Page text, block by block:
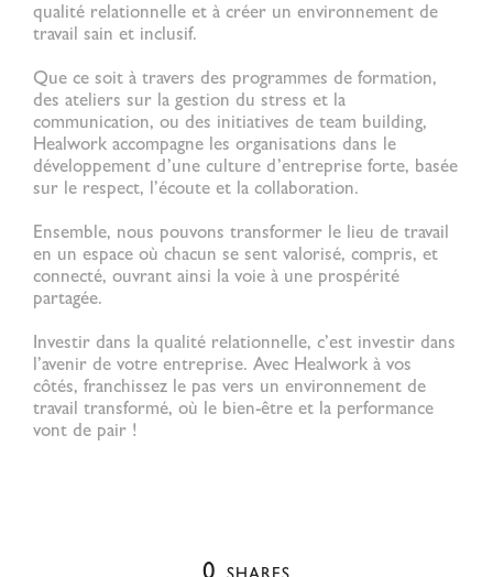
qualité relationnelle et à créer un environnement de
travail sain et inclusif.
Que ce soit à travers des programmes de formation,
des ateliers sur la gestion du stress et la
communication, ou des initiatives de team building,
Healwork accompagne les organisations dans le
développement d’une culture d’entreprise forte, basée
sur le respect, l’écoute et la collaboration.
Ensemble, nous pouvons transformer le lieu de travail
en un espace où chacun se sent valorisé, compris, et
connecté, ouvrant ainsi la voie à une prospérité
partagée.
Investir dans la qualité relationnelle, c’est investir dans
l’avenir de votre entreprise. Avec Healwork à vos
côtés, franchissez le pas vers un environnement de
travail transformé, où le bien-être et la performance
vont de pair !